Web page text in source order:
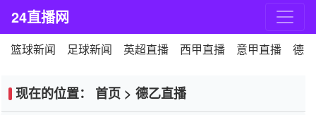
24直播网
篮球新闻 足球新闻 英超直播 西甲直播 意甲直播 德
现在的位置： 首页 > 德乙直播